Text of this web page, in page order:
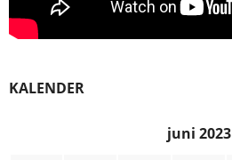
KALENDER
juni 2023